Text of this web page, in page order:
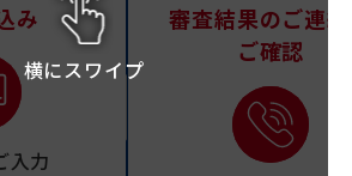
み
入力
審査結果のご連
ご確認
横にスワイプ